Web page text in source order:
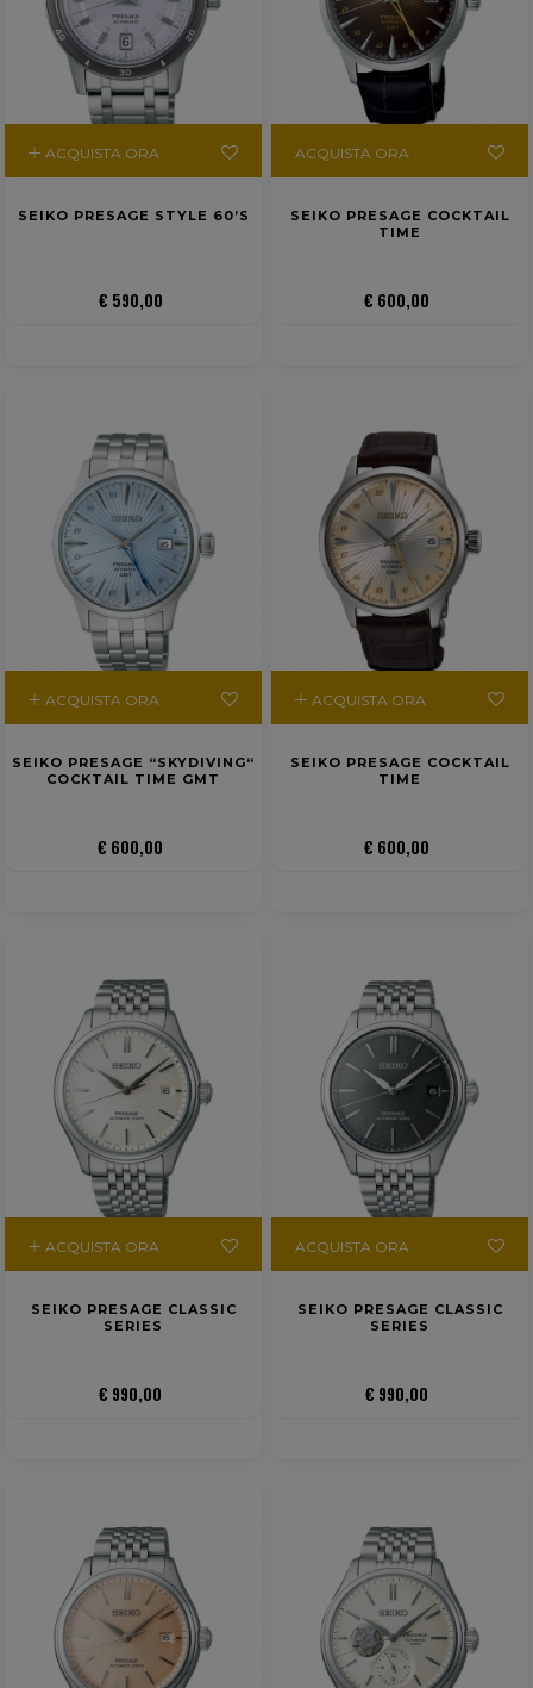
ACQUISTA ORA
SEIKO PRESAGE STYLE 60’S
€ 590,00
ACQUISTA ORA
SEIKO PRESAGE COCKTAIL
TIME
€ 600,00
ACQUISTA ORA
SEIKO PRESAGE “SKYDIVING“
COCKTAIL TIME GMT
€ 600,00
ACQUISTA ORA
SEIKO PRESAGE COCKTAIL
TIME
€ 600,00
ACQUISTA ORA
SEIKO PRESAGE CLASSIC
SERIES
€ 990,00
ACQUISTA ORA
SEIKO PRESAGE CLASSIC
SERIES
€ 990,00